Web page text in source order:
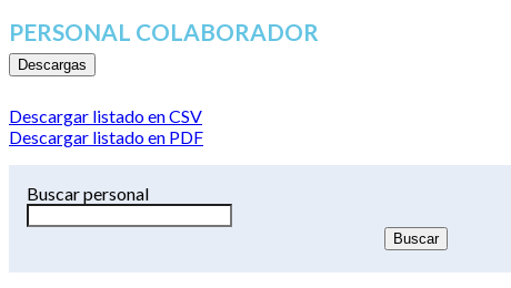
PERSONAL COLABORADOR
Descargas
Descargar listado en CSV
Descargar listado en PDF
Buscar personal